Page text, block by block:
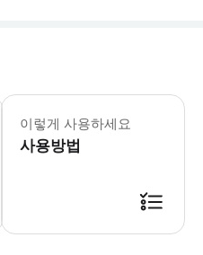
박물관 내부는 휠체어 접근이 가능합
이렇게 사용하세요
사용방법